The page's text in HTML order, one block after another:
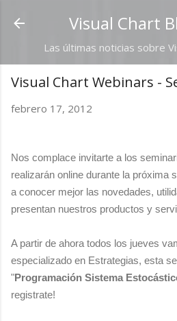
Ir al contenido
Visual Chart
Las últimas noticias sobre
Visual Chart Webinars -
febrero 17, 2012
Nos complace invitarte a los
realizarán online durante la próxima
a conocer mejor las novedades,
presentan nuestros productos y
A partir de ahora todos los jueves
especializado en Estrategias, esta
"Programación Sistema
registrate!